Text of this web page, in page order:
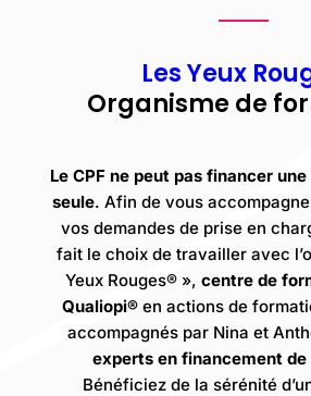
Les Yeux
Organisme de
Le CPF ne peut pas financer
seule. Afin de vous
vos demandes de prise en
fait le choix de travailler avec
Yeux Rouges®️ », centre de
Qualiopi®️en actions de
accompagnés par Nina et
experts en financement
Bénéficiez de la sérénité